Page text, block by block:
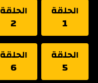
الحلقة
1
الحلقة
2
الحلقة
5
الحلقة
6